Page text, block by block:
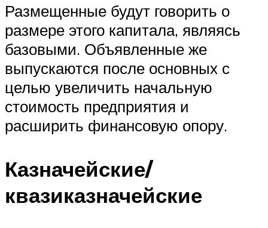
Размещенные будут говорить о
размере этого капитала, являясь
базовыми. Объявленные же
выпускаются после основных с
целью увеличить начальную
стоимость предприятия и
расширить финансовую опору.
Казначейские/
квазиказначейские